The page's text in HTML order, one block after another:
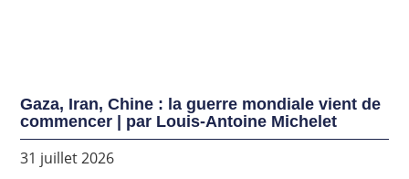
Gaza, Iran, Chine : la guerre mondiale vient de
commencer | par Louis-Antoine Michelet
31 juillet 2026